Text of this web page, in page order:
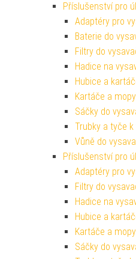
Příslušenství pro
Adaptéry pro
Baterie do
Filtry do
Hadice na
Hubice a
Kartáče a
Sáčky do
Trubky a tyče
Vůně do
Příslušenství pro
Adaptéry pro
Filtry do
Hadice na
Hubice a
Kartáče a
Sáčky do